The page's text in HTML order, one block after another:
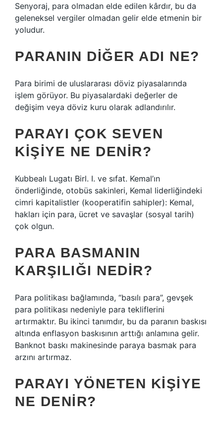
Senyoraj, para olmadan elde edilen kârdır, bu da
geleneksel vergiler olmadan gelir elde etmenin bir
yoludur.
PARANIN DIĞER ADI NE?
Para birimi de uluslararası döviz piyasalarında
işlem görüyor. Bu piyasalardaki değerler de
değişim veya döviz kuru olarak adlandırılır.
PARAYI ÇOK SEVEN
KIŞIYE NE DENIR?
Kubbealı Lugatı Birl. I. ve sıfat. Kemal’ın
önderliğinde, otobüs sakinleri, Kemal liderliğindeki
cimri kapitalistler (kooperatifin sahipler): Kemal,
hakları için para, ücret ve savaşlar (sosyal tarih)
çok olgun.
PARA BASMANIN
KARŞILIĞI NEDIR?
Para politikası bağlamında, “basılı para”, gevşek
para politikası nedeniyle para tekliflerini
artırmaktır. Bu ikinci tanımdır, bu da paranın baskısı
altında enflasyon baskısının arttığı anlamına gelir.
Banknot baskı makinesinde paraya basmak para
arzını artırmaz.
PARAYI YÖNETEN KIŞIYE
NE DENIR?